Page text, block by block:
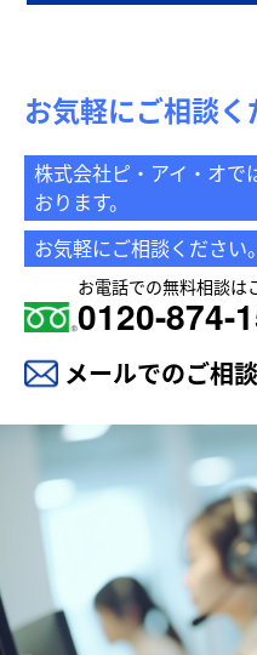
お気軽にご相談く
株式会社ピ・アイ・オで
おります。
お気軽にご相談ください。
お電話での無料相談は
0120-874-
メールでのご相